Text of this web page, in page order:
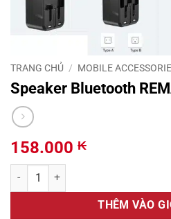
TRANG CHỦ / MOBILE
Speaker Bluetooth
158.000 ₭
Speaker Bluetooth REMAX WEKOME
THÊM VÀO